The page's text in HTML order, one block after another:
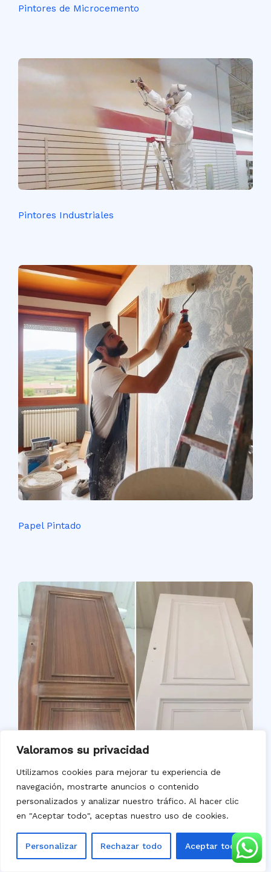
Valoramos su privacidad
Utilizamos cookies para mejorar tu experiencia de
navegación, mostrarte anuncios o contenido
personalizados y analizar nuestro tráfico. Al hacer clic
en "Aceptar todo", aceptas nuestro uso de cookies.
Personalizar Rechazar todo Aceptar todo
Pintores de Microcemento
Pintores Industriales
Papel Pintado
Lacado de Puertas